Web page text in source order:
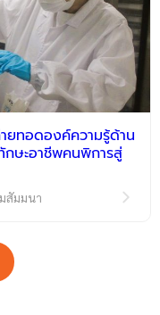
ยทอดองค์ความรู้ด้าน
ษะอาชีพคนพิการสู่
สัมมนา